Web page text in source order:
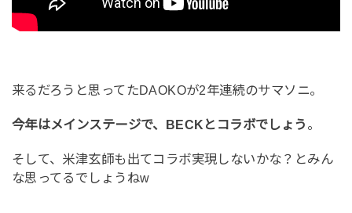
来るだろうと思ってたDAOKOが2年連続のサマソニ。
今年はメインステージで、BECKとコラボでしょう 。
そして、米津玄師も出てコラボ実現しないかな？とみん
な思ってるでしょうねw